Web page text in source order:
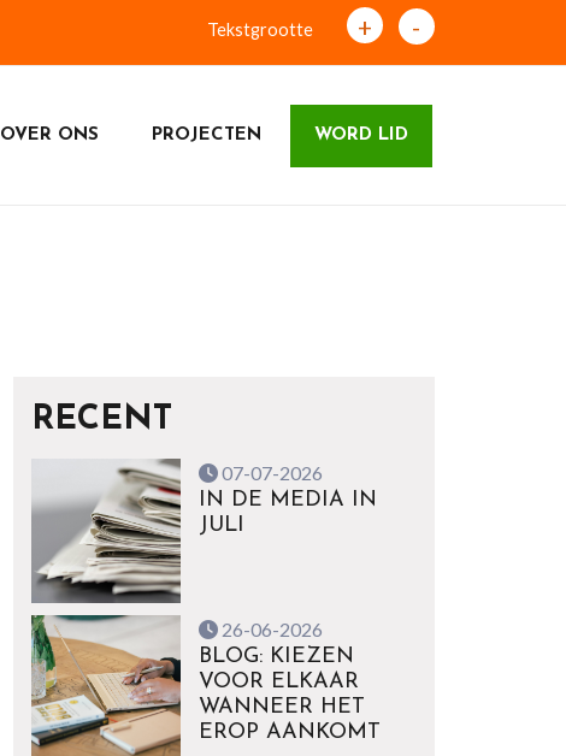
Tekstgrootte + -
OVER ONS PROJECTEN WORD LID
RECENT
07-07-2026
IN DE MEDIA IN
JULI
26-06-2026
BLOG: KIEZEN
VOOR ELKAAR
WANNEER HET
EROP AANKOMT